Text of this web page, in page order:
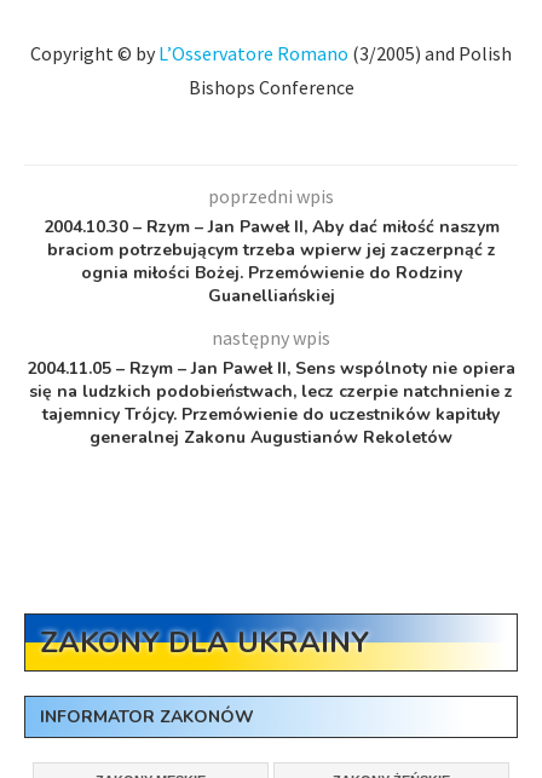
Copyright © by L’Osservatore Romano (3/2005) and Polish
Bishops Conference
poprzedni wpis
2004.10.30 – Rzym – Jan Paweł II, Aby dać miłość naszym
braciom potrzebującym trzeba wpierw jej zaczerpnąć z
ognia miłości Bożej. Przemówienie do Rodziny
Guanelliańskiej
następny wpis
2004.11.05 – Rzym – Jan Paweł II, Sens wspólnoty nie opiera
się na ludzkich podobieństwach, lecz czerpie natchnienie z
tajemnicy Trójcy. Przemówienie do uczestników kapituły
generalnej Zakonu Augustianów Rekoletów
ZAKONY DLA UKRAINY
INFORMATOR ZAKONÓW